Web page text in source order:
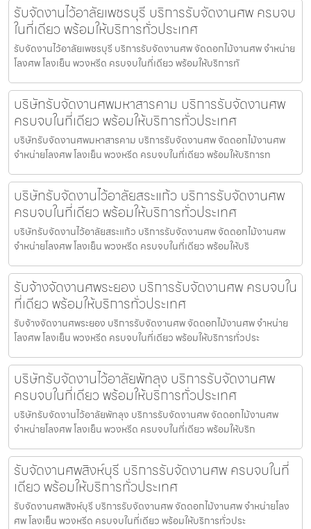
รับจัดงานไว้อาลัยเพชรบุรี บริการรับจัดงานศพ ครบจบ
ในที่เดียว พร้อมให้บริการทั่วประเทศ
รับจัดงานไว้อาลัยเพชรบุรี บริการรับจัดงานศพ จัดดอกไม้งานศพ จำหน่าย
โลงศพ โลงเย็น พวงหรีด ครบจบในที่เดียว พร้อมให้บริการทั
บริษัทรับจัดงานศพมหาสารคาม บริการรับจัดงานศพ
ครบจบในที่เดียว พร้อมให้บริการทั่วประเทศ
บริษัทรับจัดงานศพมหาสารคาม บริการรับจัดงานศพ จัดดอกไม้งานศพ
จำหน่ายโลงศพ โลงเย็น พวงหรีด ครบจบในที่เดียว พร้อมให้บริการท
บริษัทรับจัดงานไว้อาลัยสระแก้ว บริการรับจัดงานศพ
ครบจบในที่เดียว พร้อมให้บริการทั่วประเทศ
บริษัทรับจัดงานไว้อาลัยสระแก้ว บริการรับจัดงานศพ จัดดอกไม้งานศพ
จำหน่ายโลงศพ โลงเย็น พวงหรีด ครบจบในที่เดียว พร้อมให้บริ
รับจ้างจัดงานศพระยอง บริการรับจัดงานศพ ครบจบใน
ที่เดียว พร้อมให้บริการทั่วประเทศ
รับจ้างจัดงานศพระยอง บริการรับจัดงานศพ จัดดอกไม้งานศพ จำหน่าย
โลงศพ โลงเย็น พวงหรีด ครบจบในที่เดียว พร้อมให้บริการทั่วประ
บริษัทรับจัดงานไว้อาลัยพัทลุง บริการรับจัดงานศพ
ครบจบในที่เดียว พร้อมให้บริการทั่วประเทศ
บริษัทรับจัดงานไว้อาลัยพัทลุง บริการรับจัดงานศพ จัดดอกไม้งานศพ
จำหน่ายโลงศพ โลงเย็น พวงหรีด ครบจบในที่เดียว พร้อมให้บริก
รับจัดงานศพสิงห์บุรี บริการรับจัดงานศพ ครบจบในที่
เดียว พร้อมให้บริการทั่วประเทศ
รับจัดงานศพสิงห์บุรี บริการรับจัดงานศพ จัดดอกไม้งานศพ จำหน่ายโลง
ศพ โลงเย็น พวงหรีด ครบจบในที่เดียว พร้อมให้บริการทั่วประ